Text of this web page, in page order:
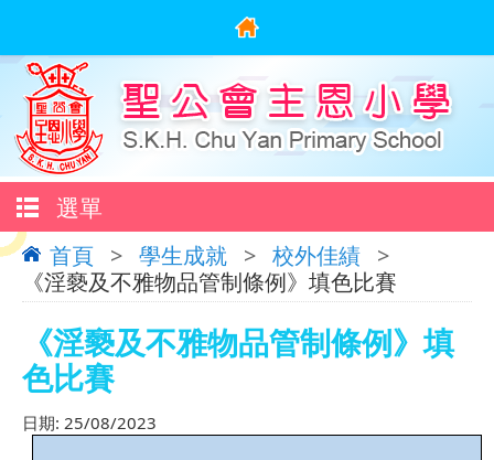
選單
首頁 > 學生成就 > 校外佳績 >
《淫褻及不雅物品管制條例》填色比賽
《淫褻及不雅物品管制條例》填
色比賽
日期: 25/08/2023